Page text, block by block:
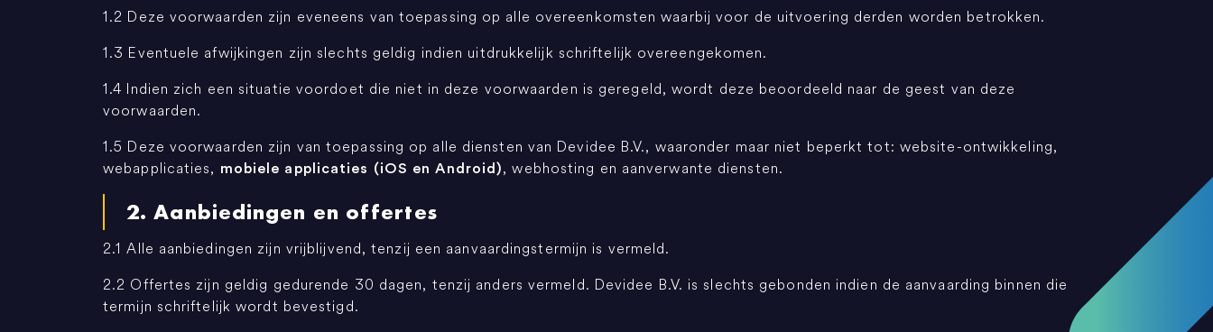
1.2 Deze voorwaarden zijn eveneens van toepassing op alle overeenkomsten waarbij voor de uitvoering derden worden betrokken.
1.3 Eventuele afwijkingen zijn slechts geldig indien uitdrukkelijk schriftelijk overeengekomen.
1.4 Indien zich een situatie voordoet die niet in deze voorwaarden is geregeld, wordt deze beoordeeld naar de geest van deze
voorwaarden.
1.5 Deze voorwaarden zijn van toepassing op alle diensten van Devidee B.V., waaronder maar niet beperkt tot: website-ontwikkeling,
webapplicaties, mobiele applicaties (iOS en Android), webhosting en aanverwante diensten.
2. Aanbiedingen en offertes
2.1 Alle aanbiedingen zijn vrijblijvend, tenzij een aanvaardingstermijn is vermeld.
2.2 Offertes zijn geldig gedurende 30 dagen, tenzij anders vermeld. Devidee B.V. is slechts gebonden indien de aanvaarding binnen die
termijn schriftelijk wordt bevestigd.